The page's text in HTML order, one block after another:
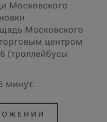
Московского
Московского
центром
(троллейбусы
минут.